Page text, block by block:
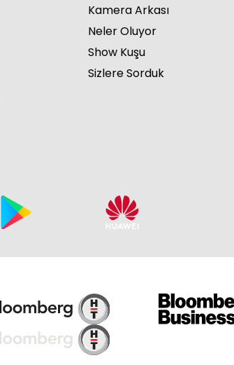
Kamera Arkası
Neler Oluyor
Show Kuşu
Sizlere Sorduk